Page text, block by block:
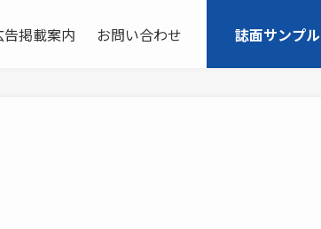
告掲載案内 お問い合わせ 誌面サンプル